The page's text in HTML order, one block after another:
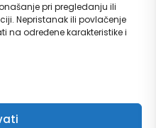
pri pregledanju ili
Nepristanak ili povlačenje
na određene karakteristike i